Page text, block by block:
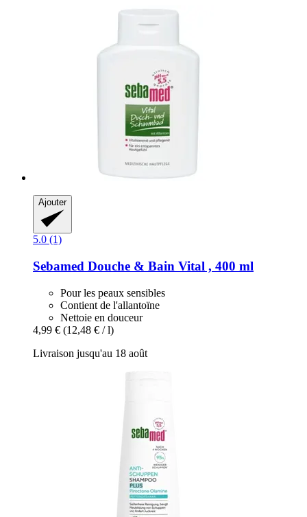
Ajouter
5.0 (1)
Sebamed Douche & Bain Vital , 400 ml
Pour les peaux sensibles
Contient de l'allantoïne
Nettoie en douceur
4,99 € (12,48 € / l)
Livraison jusqu'au 18 août